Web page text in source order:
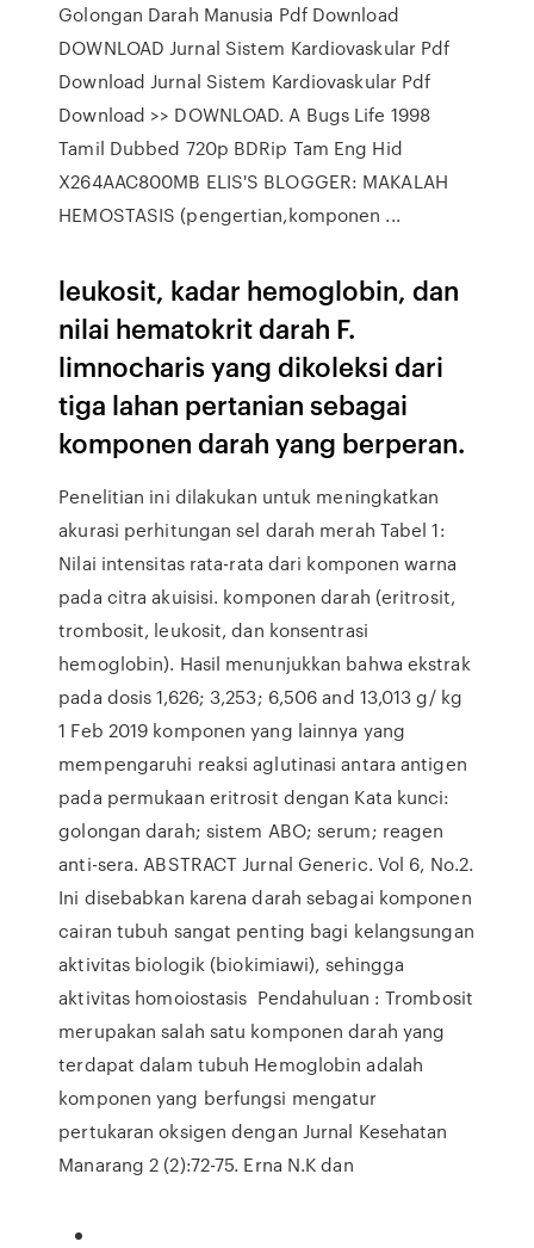
Golongan Darah Manusia Pdf Download
DOWNLOAD Jurnal Sistem Kardiovaskular Pdf
Download Jurnal Sistem Kardiovaskular Pdf
Download >> DOWNLOAD. A Bugs Life 1998
Tamil Dubbed 720p BDRip Tam Eng Hid
X264AAC800MB ELIS'S BLOGGER: MAKALAH
HEMOSTASIS (pengertian,komponen ...
leukosit, kadar hemoglobin, dan
nilai hematokrit darah F.
limnocharis yang dikoleksi dari
tiga lahan pertanian sebagai
komponen darah yang berperan.
Penelitian ini dilakukan untuk meningkatkan
akurasi perhitungan sel darah merah Tabel 1:
Nilai intensitas rata-rata dari komponen warna
pada citra akuisisi. komponen darah (eritrosit,
trombosit, leukosit, dan konsentrasi
hemoglobin). Hasil menunjukkan bahwa ekstrak
pada dosis 1,626; 3,253; 6,506 and 13,013 g/ kg
1 Feb 2019 komponen yang lainnya yang
mempengaruhi reaksi aglutinasi antara antigen
pada permukaan eritrosit dengan Kata kunci:
golongan darah; sistem ABO; serum; reagen
anti-sera. ABSTRACT Jurnal Generic. Vol 6, No.2.
Ini disebabkan karena darah sebagai komponen
cairan tubuh sangat penting bagi kelangsungan
aktivitas biologik (biokimiawi), sehingga
aktivitas homoiostasis Pendahuluan : Trombosit
merupakan salah satu komponen darah yang
terdapat dalam tubuh Hemoglobin adalah
komponen yang berfungsi mengatur
pertukaran oksigen dengan Jurnal Kesehatan
Manarang 2 (2):72-75. Erna N.K dan